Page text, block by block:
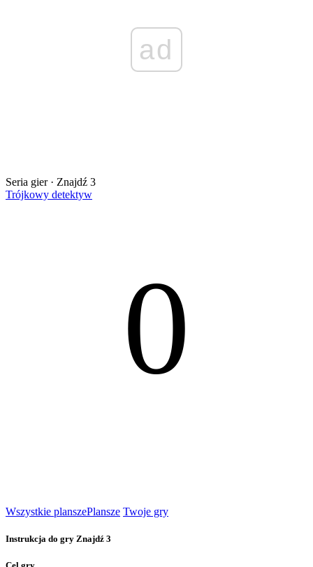
ad
Seria gier · Znajdź 3
Trójkowy detektyw
0
Wszystkie planszePlansze Twoje gry
Instrukcja do gry Znajdź 3